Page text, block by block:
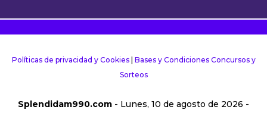
Políticas de privacidad y Cookies| Bases y Condiciones Concursos y
Sorteos
Splendidam990.com - Lunes, 10 de agosto de 2026 -